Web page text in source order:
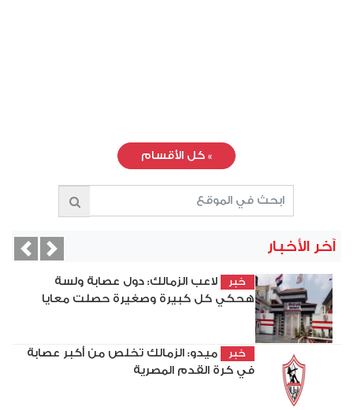
» كل الأقسام
آخر الأخبار
خبر
لاعب الزمالك: دول عصابة ولسة
هحكي كل كبيرة وصغيرة حصلت معايا
خبر
ميدو: الزمالك تخلص من أكبر عصابة
في كرة القدم المصرية
Next